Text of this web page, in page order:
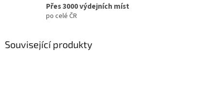
Přes 3000 výdejních míst
po celé ČR
Související produkty